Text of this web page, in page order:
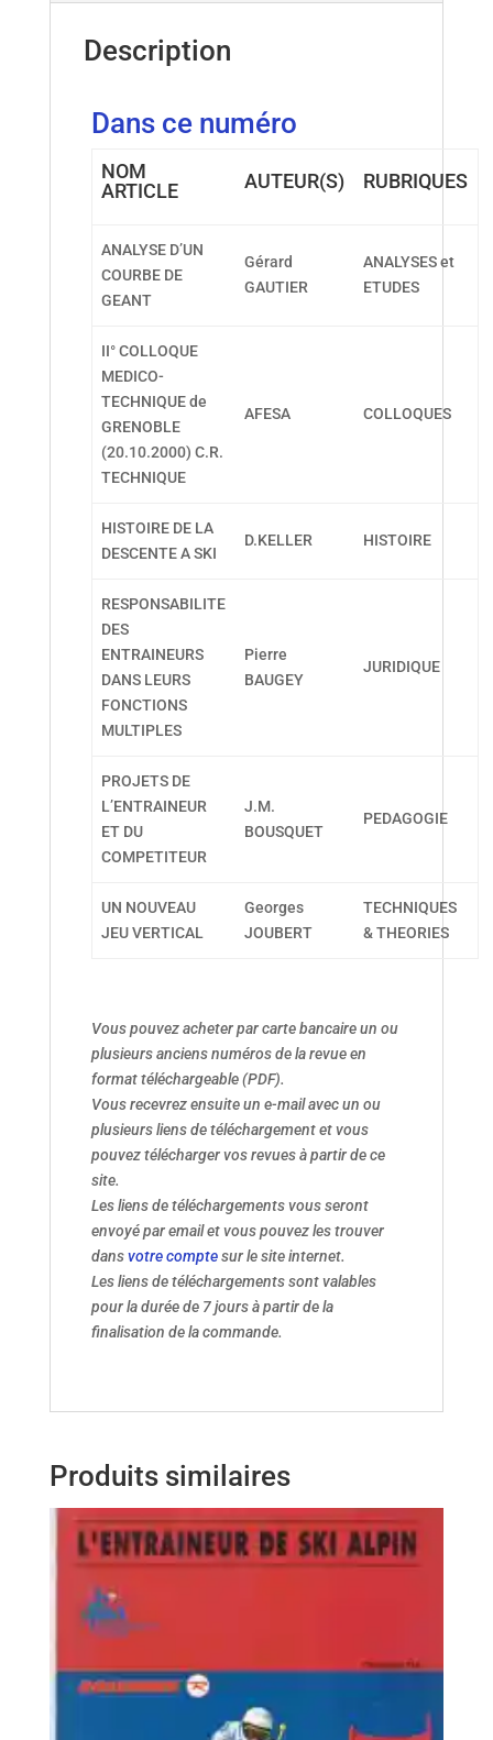
Description
Dans ce numéro
NOM
ARTICLE
AUTEUR(S) RUBRIQUES
ANALYSE D’UN
COURBE DE
GEANT
Gérard
GAUTIER
ANALYSES et
ETUDES
II° COLLOQUE
MEDICO-
TECHNIQUE de
GRENOBLE
(20.10.2000) C.R.
TECHNIQUE
AFESA COLLOQUES
HISTOIRE DE LA
DESCENTE A SKI
D.KELLER HISTOIRE
RESPONSABILITE
DES
ENTRAINEURS
DANS LEURS
FONCTIONS
MULTIPLES
Pierre
BAUGEY
JURIDIQUE
PROJETS DE
L’ENTRAINEUR
ET DU
COMPETITEUR
J.M.
BOUSQUET
PEDAGOGIE
UN NOUVEAU
JEU VERTICAL
Georges
JOUBERT
TECHNIQUES
& THEORIES
Vous pouvez acheter par carte bancaire un ou
plusieurs anciens numéros de la revue en
format téléchargeable (PDF).
Vous recevrez ensuite un e-mail avec un ou
plusieurs liens de téléchargement et vous
pouvez télécharger vos revues à partir de ce
site.
Les liens de téléchargements vous seront
envoyé par email et vous pouvez les trouver
dansvotre comptesur le site internet.
Les liens de téléchargements sont valables
pour la durée de 7 jours à partir de la
finalisation de la commande.
Produits similaires